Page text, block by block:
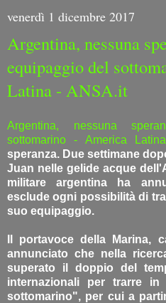
venerdì 1 dicembre 2017
Argentina, nessuna
equipaggio del
Latina - ANSA.it
Argentina, nessuna
sottomarino - America
speranza. Due settimane
Juan nelle gelide acque
militare argentina ha
esclude ogni possibilità di
suo equipaggio.
Il portavoce della Marina,
annunciato che nella
superato il doppio del
internazionali per trarre
sottomarino", per cui a